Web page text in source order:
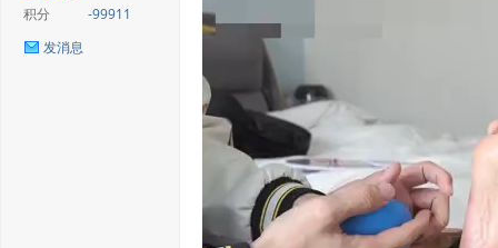
积分
-99911
发消息